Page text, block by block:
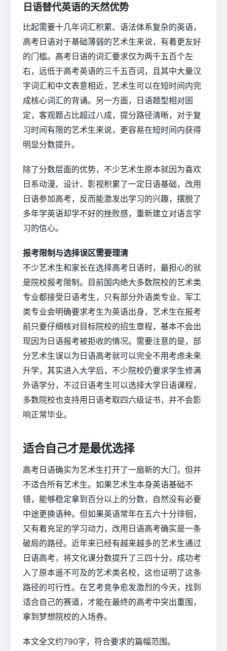
日语替代英语的天然优势
比起需要十几年词汇积累、语法体系复杂的英语，
高考日语对于基础薄弱的艺术生来说，有着更友好
的门槛。高考日语的词汇要求仅为两千五百个左
右，远低于高考英语的三千五百词，且其中大量汉
字词汇和中文表意相近，艺术生可以在短时间内完
成核心词汇的背诵。另一方面，日语题型相对固
定，客观题占比超过八成，提分路径清晰，对于复
习时间有限的艺术生来说，更容易在短时间内获得
明显分数提升。
除了分数层面的优势，不少艺术生原本就因为喜欢
日系动漫、设计、影视积累了一定日语基础，改用
日语参加高考，反而能激发出学习的兴趣，摆脱了
多年学英语却学不好的挫败感，重新建立对语言学
习的信心。
报考限制与选择误区需要理清
不少艺术生和家长在选择高考日语时，最担心的就
是院校报考限制。目前国内绝大多数院校的艺术类
专业都接受日语考生，只有部分外语类专业、军工
类专业会明确要求考生为英语出身，艺术生在报考
前只要仔细核对目标院校的招生章程，基本不会出
现因为日语报考被拒收的情况。需要注意的是，部
分艺术生误以为日语高考就可以完全不用考虑未来
升学，其实进入大学后，不少院校仍要求学生修满
外语学分，不过日语考生可以选择大学日语课程，
多数院校也支持用日语考取四六级证书，并不会影
响正常毕业。
适合自己才是最优选择
高考日语确实为艺术生打开了一扇新的大门，但并
不适合所有艺术生。如果艺术生本身英语基础不
错，能够稳定拿到百分以上的分数，自然没有必要
中途更换语种。但如果英语常年在五六十分徘徊，
又有着充足的学习动力，改用日语高考确实是一条
破局的路径。近年来已经有越来越多的艺术生通过
日语高考，将文化课分数提升了三四十分，成功考
入了原本遥不可及的艺术类名校，这也证明了这条
路径的可行性。在艺考竞争愈发激烈的今天，找到
适合自己的赛道，才能在最终的高考中突出重围，
拿到梦想院校的入场券。
本文全文约790字，符合要求的篇幅范围。